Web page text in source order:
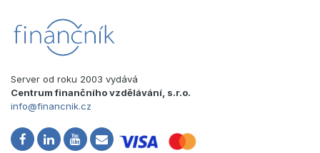
Server od roku 2003 vydává
Centrum finančního vzdělávání, s.r.o.
info@financnik.cz